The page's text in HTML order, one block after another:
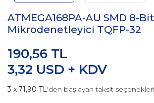
ATMEGA168PA-AU SMD 8-
Mikrodenetleyici TQFP-32
3,32 USD + KDV
190,56 TL
71,90 TL'den başlayan taksit